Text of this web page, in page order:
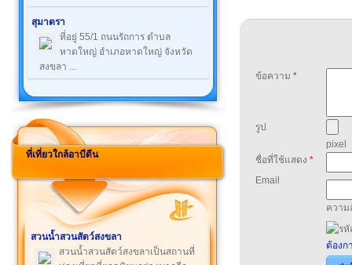
สุมาตรา
ที่อยู่ 55/1 ถนนรัถการ ตำบล
หาดใหญ่ อำเภอหาดใหญ่ จังหวัด
สงขลา ...
ที่เที่ยวใกล้อาบีดีน
สวนน้ำสวนสัตว์สงขลา
สวนน้ำสวนสัตว์สงขลาเป็นสถานที่
ข้อความ *
รูป
pixel
ชื่อที่ใช้แสดง *
Email
ความ
ต้องก